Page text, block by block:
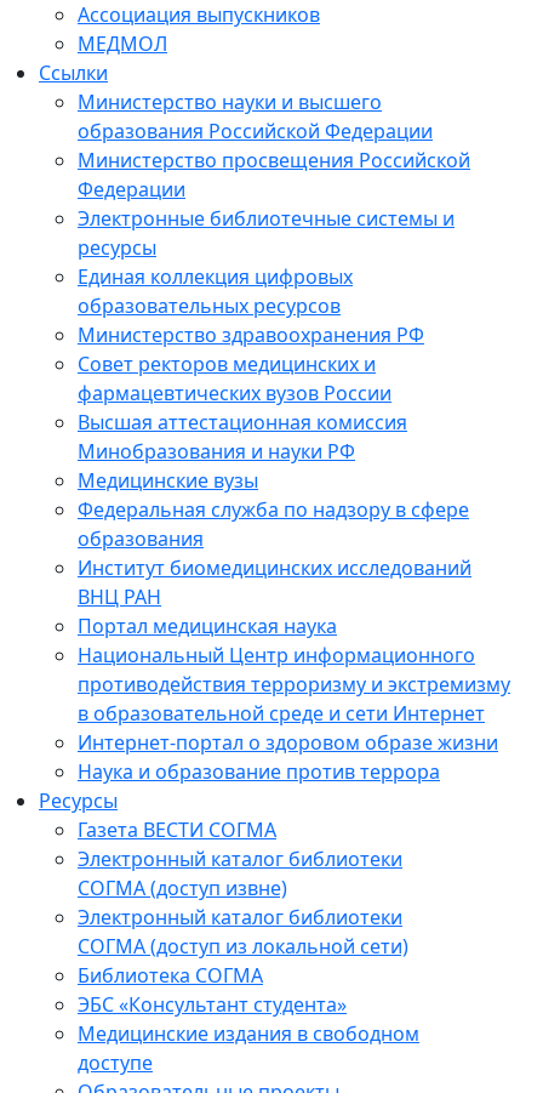
Ассоциация выпускников
МЕДМОЛ
Ссылки
Министерство науки и высшего
образования Российской Федерации
Министерство просвещения Российской
Федерации
Электронные библиотечные системы и
ресурсы
Единая коллекция цифровых
образовательных ресурсов
Министерство здравоохранения РФ
Совет ректоров медицинских и
фармацевтических вузов России
Высшая аттестационная комиссия
Минобразования и науки РФ
Медицинские вузы
Федеральная служба по надзору в сфере
образования
Институт биомедицинских исследований
ВНЦ РАН
Портал медицинская наука
Национальный Центр информационного
противодействия терроризму и экстремизму
в образовательной среде и сети Интернет
Интернет-портал о здоровом образе жизни
Наука и образование против террора
Ресурсы
Газета ВЕСТИ СОГМА
Электронный каталог библиотеки
СОГМА (доступ извне)
Электронный каталог библиотеки
СОГМА (доступ из локальной сети)
Библиотека СОГМА
ЭБС «Консультант студента»
Медицинские издания в свободном
доступе